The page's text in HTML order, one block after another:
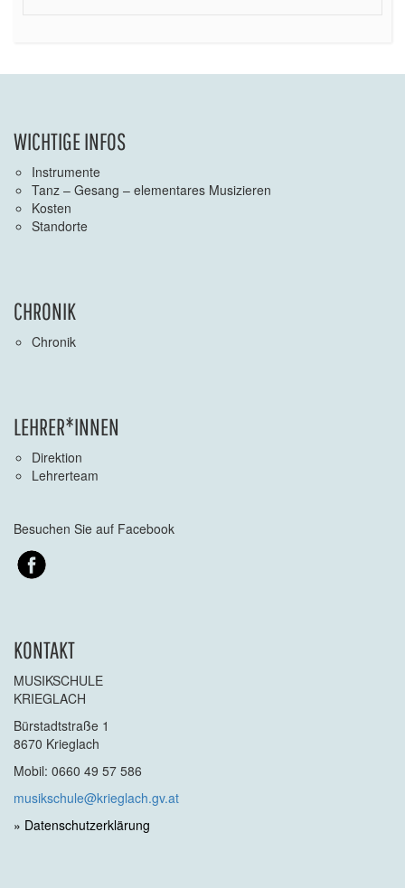
WICHTIGE INFOS
Instrumente
Tanz – Gesang – elementares Musizieren
Kosten
Standorte
CHRONIK
Chronik
LEHRER*INNEN
Direktion
Lehrerteam
Besuchen Sie auf Facebook
KONTAKT
MUSIKSCHULE
KRIEGLACH
Bürstadtstraße 1
8670 Krieglach
Mobil: 0660 49 57 586
musikschule@krieglach.gv.at
» Datenschutzerklärung